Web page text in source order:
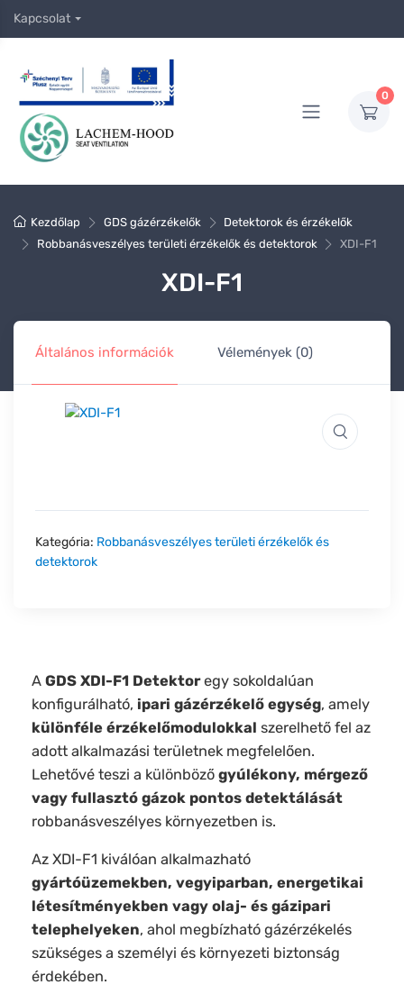
Kapcsolat
0
Kezdőlap GDS gázérzékelők
Detektorok és érzékelők
Robbanásveszélyes területi érzékelők és detektorok
XDI-F1
XDI-F1
Általános információk Vélemények (0)
Kategória: Robbanásveszélyes területi érzékelők és
detektorok
A GDS XDI-F1 Detektoregy sokoldalúan
konfigurálható, ipari gázérzékelő egység, amely
különféle érzékelőmodulokkal szerelhető fel az
adott alkalmazási területnek megfelelően.
Lehetővé teszi a különböző gyúlékony, mérgező
vagy fullasztó gázok pontos detektálását
robbanásveszélyes környezetben is.
Az XDI-F1 kiválóan alkalmazható
gyártóüzemekben, vegyiparban, energetikai
létesítményekben vagy olaj- és gázipari
telephelyeken, ahol megbízható gázérzékelés
szükséges a személyi és környezeti biztonság
érdekében.